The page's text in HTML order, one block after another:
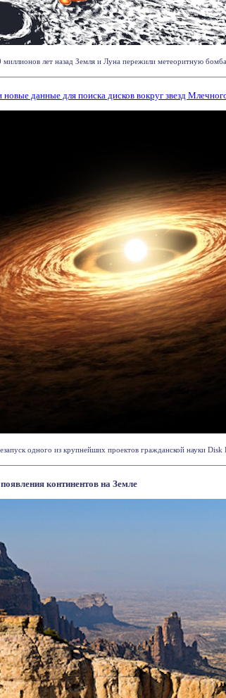
лет назад Земля и Луна пережили метеоритную
данные для поиска дисков вокруг звезд
одного из крупнейших проектов гражданской науки
континентов на Земле